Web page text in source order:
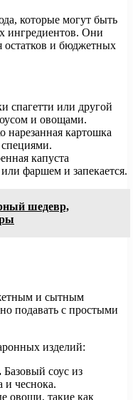
которые могут быть
ингредиентов. Они
остатков и бюджетных
спагетти или другой
и овощами.
нарезанная картошка
капуста
фаршем и запекается.
шедевр,
и сытным
подавать с простыми
изделий:
Базовый соус из
и чеснока.
овощи, такие как